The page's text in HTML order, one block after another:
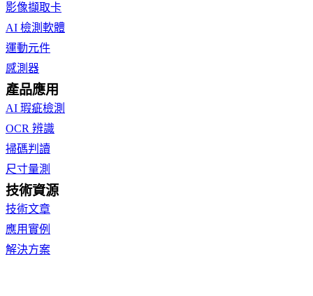
影像擷取卡
AI 檢測軟體
運動元件
感測器
產品應用
AI 瑕疵檢測
OCR 辨識
掃碼判讀
尺寸量測
技術資源
技術文章
應用實例
解決方案